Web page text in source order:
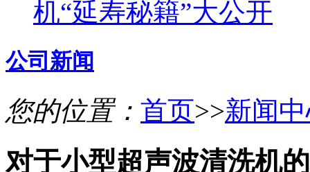
机“延寿秘籍”大公开
公司新闻
您的位置： 首页>>新闻
对于小型超声波清洗机